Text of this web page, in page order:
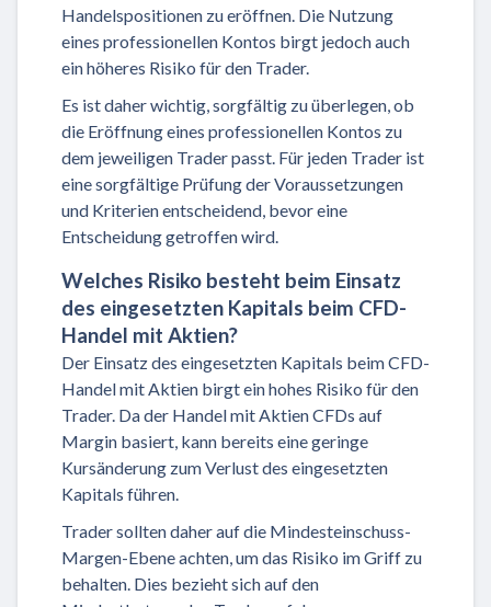
Handelspositionen zu eröffnen. Die Nutzung
eines professionellen Kontos birgt jedoch auch
ein höheres Risiko für den Trader.
Es ist daher wichtig, sorgfältig zu überlegen, ob
die Eröffnung eines professionellen Kontos zu
dem jeweiligen Trader passt. Für jeden Trader ist
eine sorgfältige Prüfung der Voraussetzungen
und Kriterien entscheidend, bevor eine
Entscheidung getroffen wird.
Welches Risiko besteht beim Einsatz
des eingesetzten Kapitals beim CFD-
Handel mit Aktien?
Der Einsatz des eingesetzten Kapitals beim CFD-
Handel mit Aktien birgt ein hohes Risiko für den
Trader. Da der Handel mit Aktien CFDs auf
Margin basiert, kann bereits eine geringe
Kursänderung zum Verlust des eingesetzten
Kapitals führen.
Trader sollten daher auf die Mindesteinschuss-
Margen-Ebene achten, um das Risiko im Griff zu
behalten. Dies bezieht sich auf den